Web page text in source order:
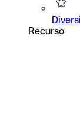
Recurso